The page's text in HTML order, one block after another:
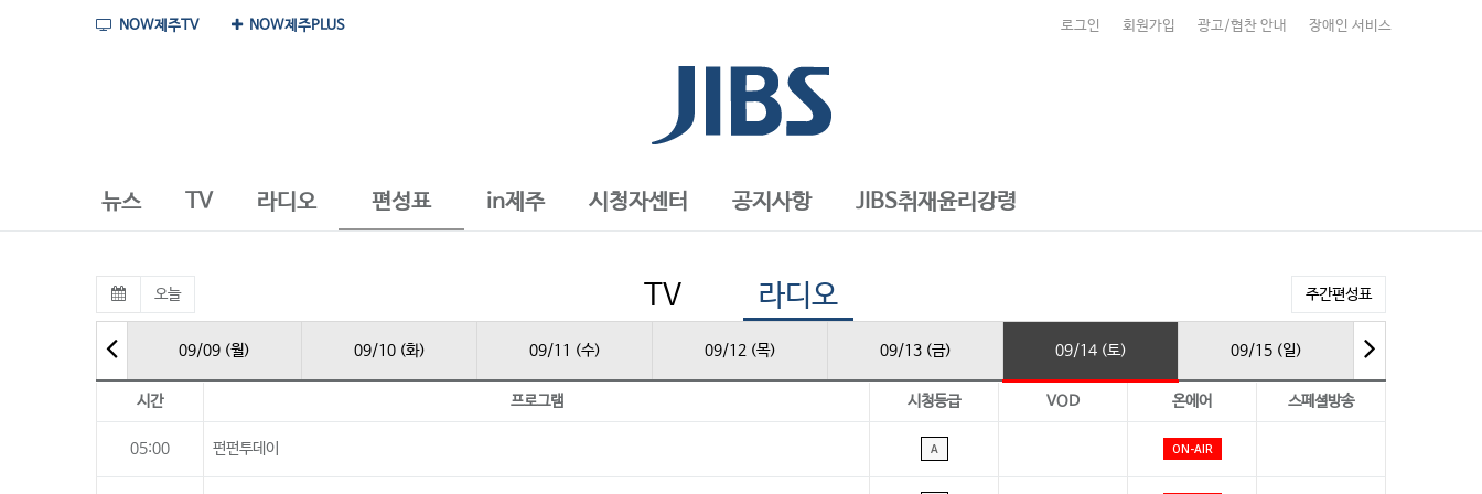
NOW제주PLUS
NOW제주TV 장애인 서비스
광고/협찬 안내
회원가입
로그인
뉴스 TV 라디오 편성표 in제주 시청자센터 공지사항 JIBS취재윤리강령
오늘 TV 라디오 주간편성표
09/09 (월) 09/10 (화) 09/11 (수) 09/12 (목) 09/13 (금) 09/14 (토) 09/15 (일)
시간 프로그램 시청등급 VOD 온에어 스페셜방송
05:00 펀펀투데이 A ON-AIR